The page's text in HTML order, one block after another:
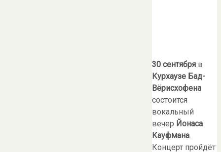
30 сентября в
Курхаузе Бад-
Вёрисхофена
состоится
вокальный
вечер Йонаса
Кауфмана.
Концерт пройдёт